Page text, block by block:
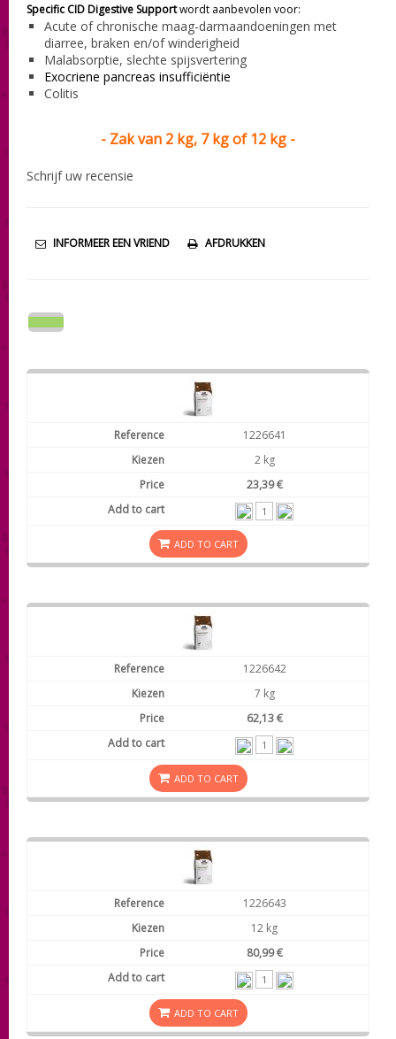
Specific CID Digestive Supportwordt aanbevolen voor:
Acute of chronische maag-darmaandoeningen met
diarree, braken en/of winderigheid
Malabsorptie, slechte spijsvertering
Exocriene pancreas insufficiëntie
Colitis
- Zak van 2 kg, 7 kg of 12 kg -
Schrijf uw recensie
INFORMEER EEN VRIEND AFDRUKKEN
1226641
2 kg
23,39 €
ADD TO CART
1226642
7 kg
62,13 €
ADD TO CART
1226643
12 kg
80,99 €
ADD TO CART